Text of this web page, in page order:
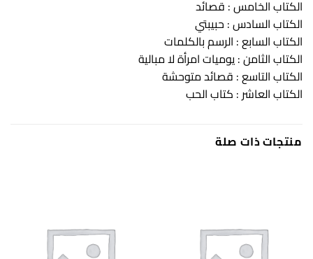
الكتاب الخامس : قصائد
الكتاب السادس : حبيبتي
الكتاب السابع : الرسم بالكلمات
الكتاب الثامن : يوميات امرأة لا مبالية
الكتاب التاسع : قصائد متوحشة
الكتاب العاشر : كتاب الحب
منتجات ذات صلة